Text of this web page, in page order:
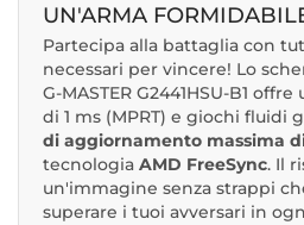
UN'ARMA
Partecipa alla battaglia con
necessari per vincere! Lo
G-MASTER G2441HSU-B1
di 1 ms (MPRT) e giochi fluidi
di aggiornamento massima
tecnologia AMD FreeSync. Il
un'immagine senza strappi
superare i tuoi avversari in